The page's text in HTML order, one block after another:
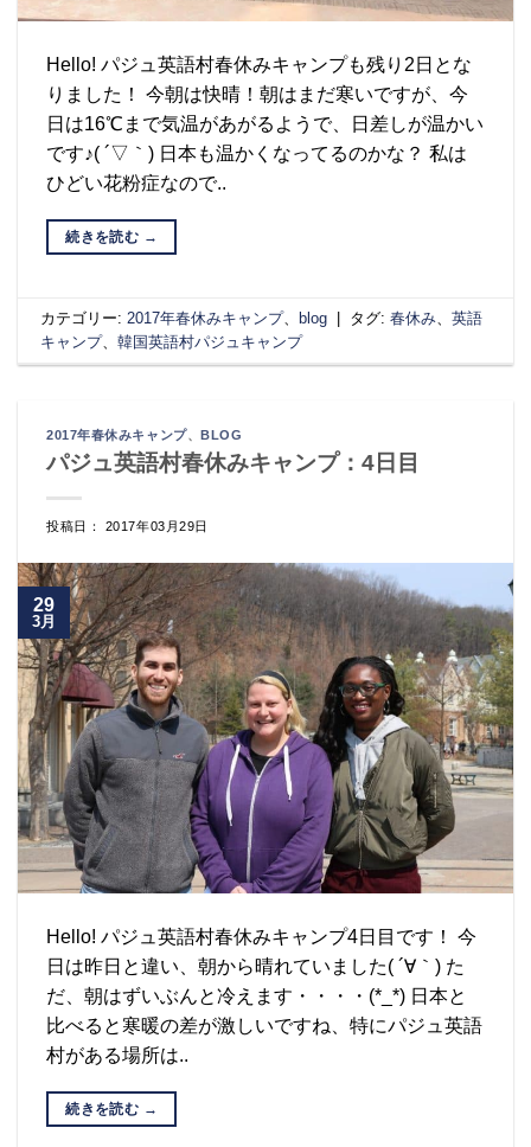
Hello! パジュ英語村春休みキャンプも残り2日とな
りました！ 今朝は快晴！朝はまだ寒いですが、今
日は16℃まで気温があがるようで、日差しが温かい
です♪( ´▽｀) 日本も温かくなってるのかな？ 私は
ひどい花粉症なので..
続きを読む →
カテゴリー: 2017年春休みキャンプ、 blog タグ:春休み 、英語
キャンプ、韓国英語村パジュキャンプ
2017年春休みキャンプ、 BLOG
パジュ英語村春休みキャンプ：4日目
投稿日： 2017年03月29日
29
3月
Hello! パジュ英語村春休みキャンプ4日目です！ 今
日は昨日と違い、朝から晴れていました( ´∀｀) た
だ、朝はずいぶんと冷えます・・・・(*_*) 日本と
比べると寒暖の差が激しいですね、特にパジュ英語
村がある場所は..
続きを読む →